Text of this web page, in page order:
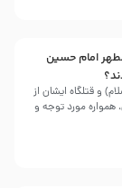
مطهر امام حسین
و قتلگاه ایشان از
مورد توجه و